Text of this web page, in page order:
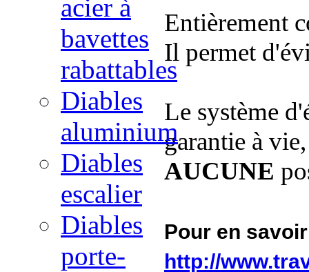
Entièrement
Il permet
Le système
garantie à
AUCUNE
Pour en
http://
acier à
bavettes
rabattables
Diables
aluminium
Diables
escalier
Diables
porte-